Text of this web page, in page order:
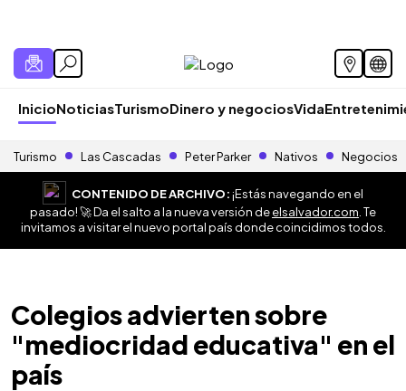
InicioNoticiasTurismoDinero y negociosVida
Turismo Las Cascadas Peter Parker Nativos Negocios
CONTENIDO DE ARCHIVO:¡Estás navegando en el
pasado! 🚀 Da el salto a la nueva versión deelsalvador.com . Te
invitamos a visitar el nuevo portal país donde coincidimos todos.
Colegios advierten sobre
"mediocridad educativa" en el
país